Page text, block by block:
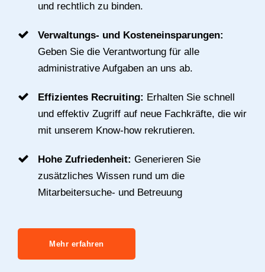
und rechtlich zu binden.
Verwaltungs- und Kosteneinsparungen:
Geben Sie die Verantwortung für alle
administrative Aufgaben an uns ab.
Effizientes Recruiting: Erhalten Sie schnell
und effektiv Zugriff auf neue Fachkräfte, die wir
mit unserem Know-how rekrutieren.
Hohe Zufriedenheit: Generieren Sie
zusätzliches Wissen rund um die
Mitarbeitersuche- und Betreuung
Mehr erfahren